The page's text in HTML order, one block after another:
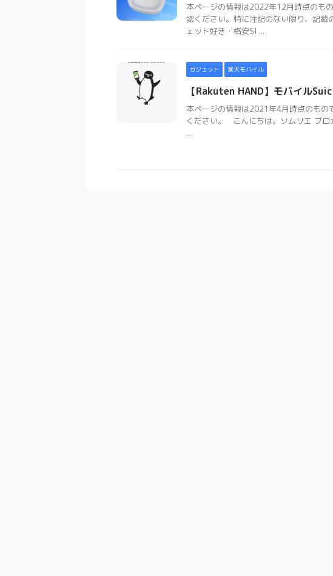
本ページの情報は2022年12月時点のも
認ください。特に注記のない限り、記
ェット好き・格安SI ...
ガジェット 楽天モバイル
【Rakuten HAND】モバイル
本ページの情報は2021年4月時点のもの
ください。 こんにちは。ソムリエ ブ
...